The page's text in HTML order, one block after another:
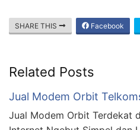
SHARE THIS Facebook
Related Posts
Jual Modem Orbit
Jual Modem Orbit Terdekat